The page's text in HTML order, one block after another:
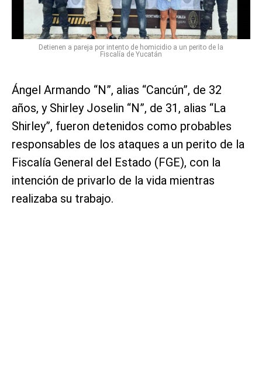
Detienen a pareja por intento de homicidio a un perito de la
Fiscalía de Yucatán
Ángel Armando “N”, alias “Cancún”, de 32
años, y Shirley Joselin “N”, de 31, alias “La
Shirley”, fueron detenidos como probables
responsables de los ataques a un perito de la
Fiscalía General del Estado (FGE), con la
intención de privarlo de la vida mientras
realizaba su trabajo.